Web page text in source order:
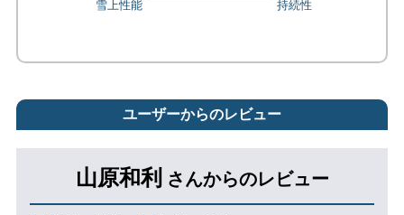
ユーザーからのレビュー
山原和利 さんからのレビュー